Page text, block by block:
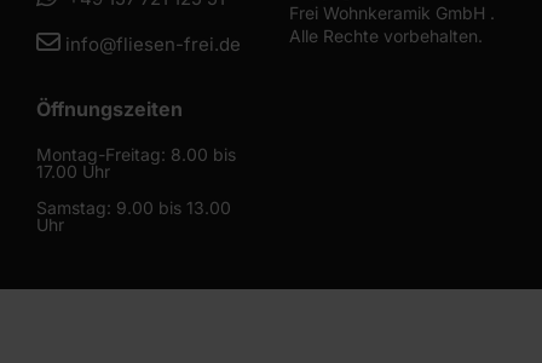
E-
info@fliesen-frei.de
Öffnungszeiten
Montag-Freitag: 8.00 bis
17.00 Uhr
Samstag: 9.00 bis 13.00
Uhr
Frei Wohnkeramik GmbH .
Alle Rechte vorbehalten.